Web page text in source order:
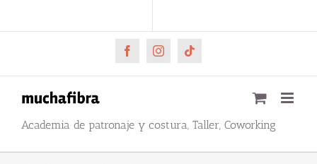
al
FacebookInstagramTiktok
Academia de patronaje y costura, Taller, Coworking